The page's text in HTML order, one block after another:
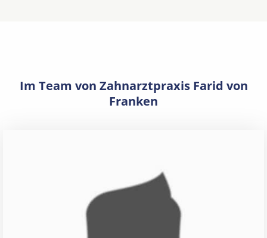
Im Team von Zahnarztpraxis Farid von
Franken